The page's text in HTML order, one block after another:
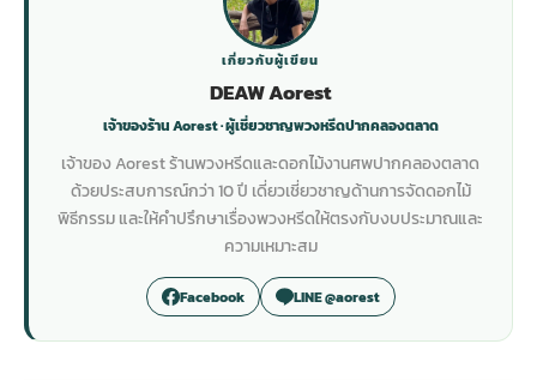
เกี่ยวกับผู้เขียน
DEAW Aorest
เจ้าของร้าน Aorest · ผู้เชี่ยวชาญพวงหรีดปากคลองตลาด
เจ้าของ Aorest ร้านพวงหรีดและดอกไม้งานศพปากคลองตลาด
ด้วยประสบการณ์กว่า 10 ปี เดี่ยวเชี่ยวชาญด้านการจัดดอกไม้
พิธีกรรม และให้คำปรึกษาเรื่องพวงหรีดให้ตรงกับงบประมาณและ
ความเหมาะสม
Facebook LINE @aorest